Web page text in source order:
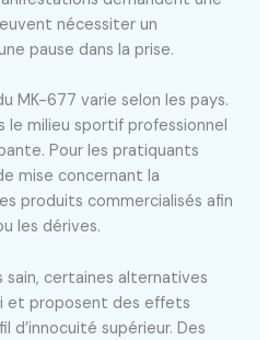
nécessiter un
pause dans la prise.
MK-677 varie selon les pays.
le milieu sportif professionnel
Pour les pratiquants
mise concernant la
produits commercialisés afin
les dérives.
sain, certaines alternatives
et proposent des effets
d’innocuité supérieur. Des